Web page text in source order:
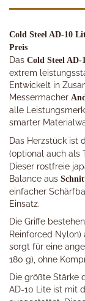
Cold Steel AD-10
Preis
Das Cold Steel AD-
extrem
Entwickelt in
Messermacher
alle
smarter
Das Herzstück ist
(optional auch als
Dieser rostfreie
Balance aus
einfacher
Einsatz.
Die Griffe
Reinforced Nylon)
sorgt für eine
180 g), ohne
Die größte Stärke
AD-10 Lite ist mit